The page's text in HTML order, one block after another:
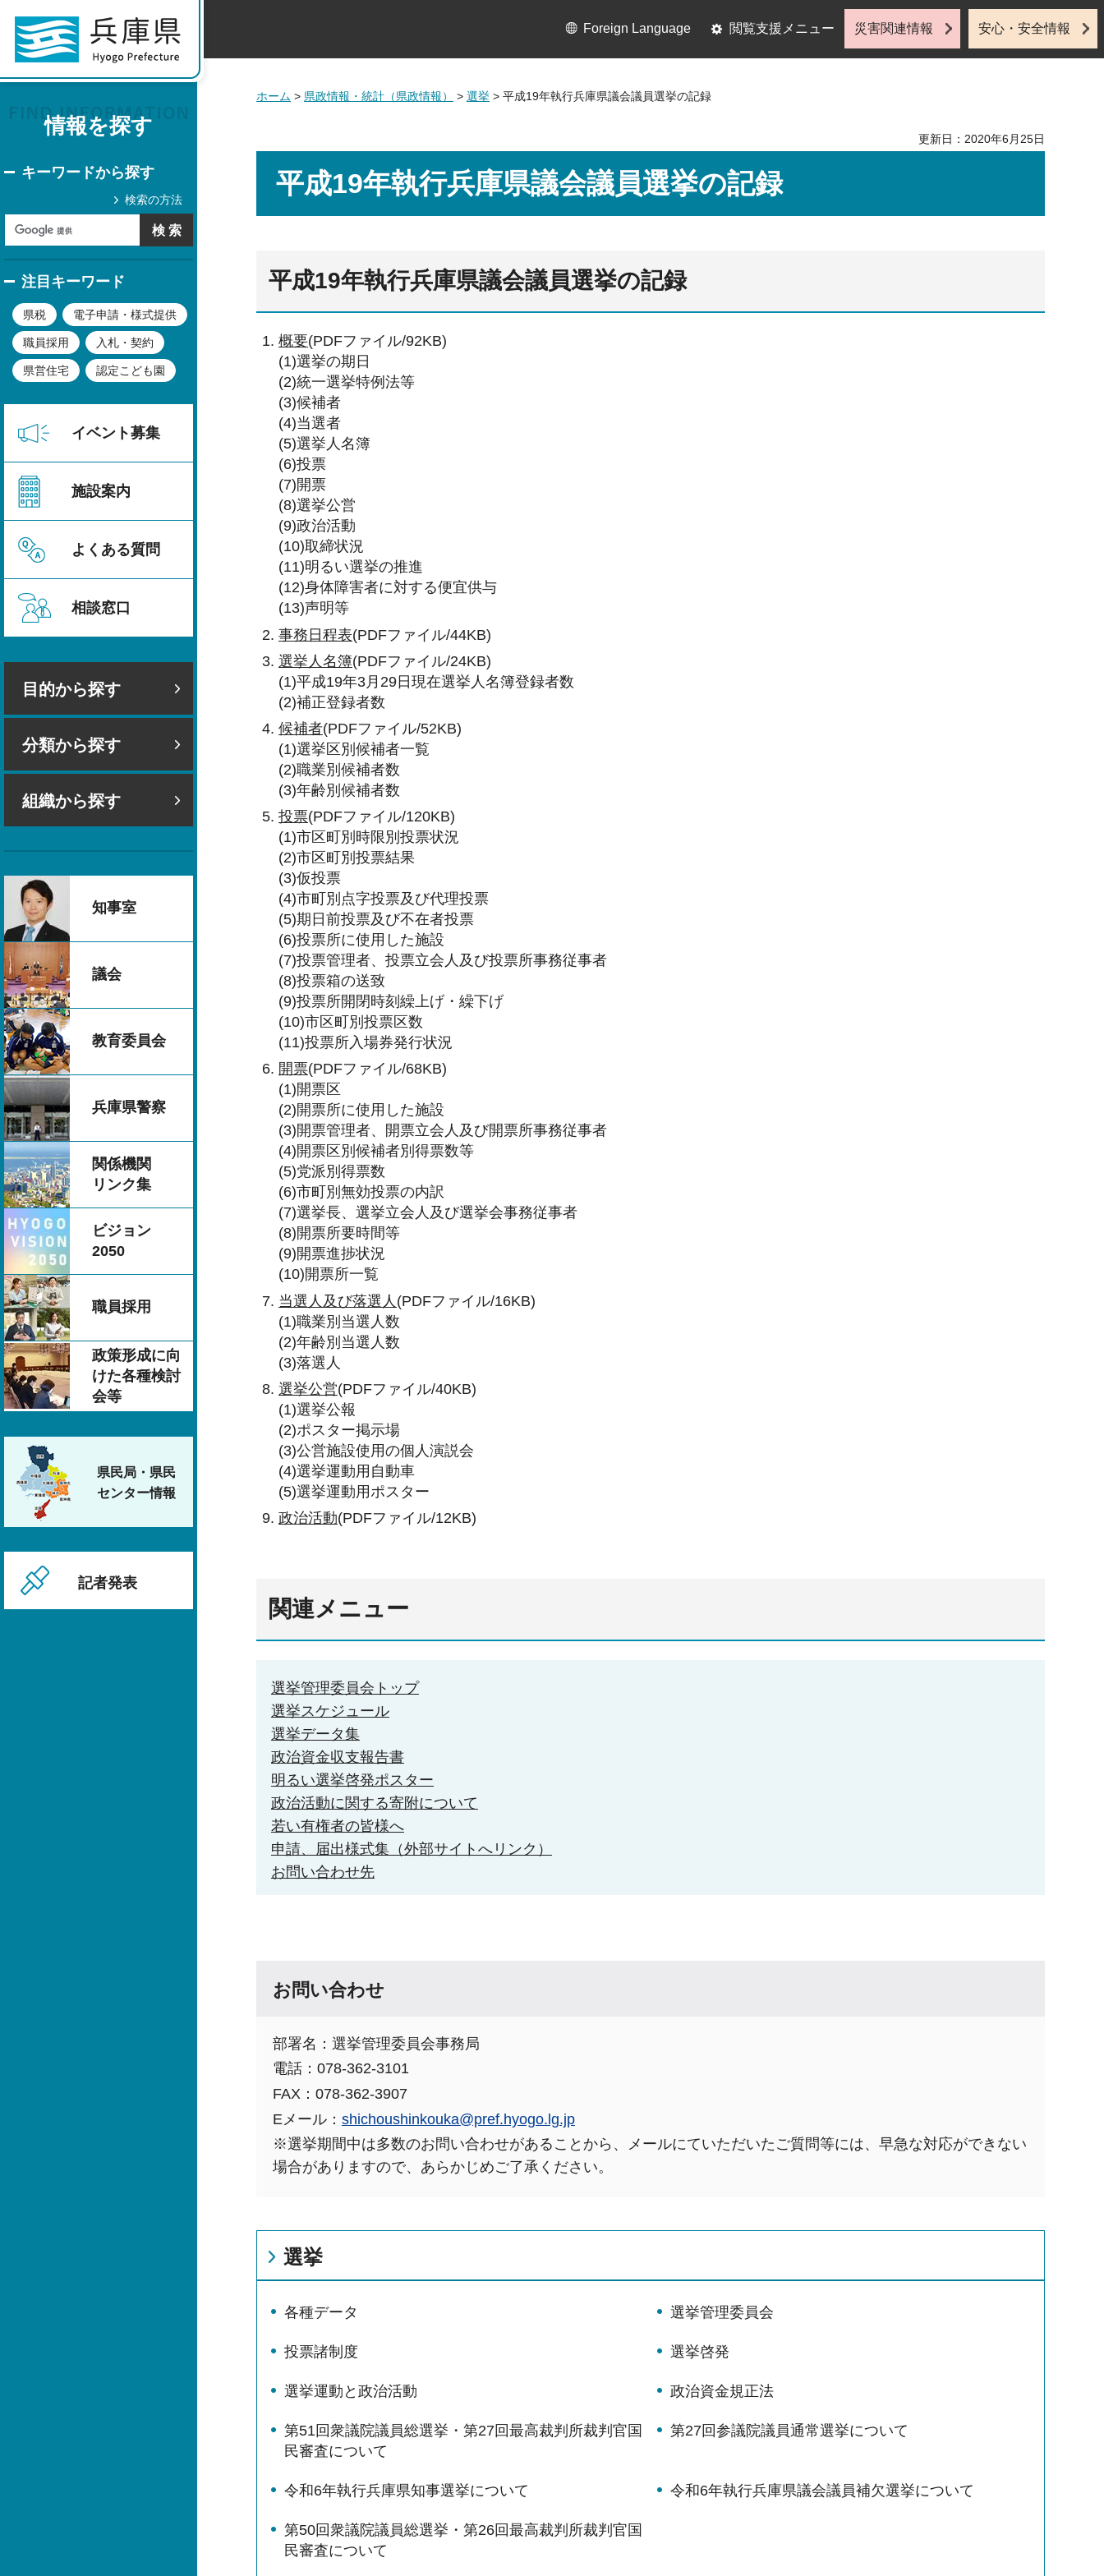
情報を探す
キーワードから探す
検索の方法
注目キーワード
県税 電子申請・様式提供
職員採用 入札・契約
県営住宅 認定こども園
イベント募集
施設案内
よくある質問
相談窓口
目的から探す
分類から探す
組織から探す
知事室
議会
教育委員会
兵庫県警察
関係機関
リンク集
ビジョン
2050
職員採用
政策形成に向
けた各種検討
会等
県民局・県民
センター情報
記者発表
Foreign Language 閲覧支援メニュー 災害関連情報 安心・安全情報
ホーム > 県政情報・統計（県政情報） > 選挙 > 平成19年執行兵庫県議会議員選挙の記録
更新日：2020年6月25日
平成19年執行兵庫県議会議員選挙の記録
平成19年執行兵庫県議会議員選挙の記録
概要(PDFファイル/92KB)
(1)選挙の期日
(2)統一選挙特例法等
(3)候補者
(4)当選者
(5)選挙人名簿
(6)投票
(7)開票
(8)選挙公営
(9)政治活動
(10)取締状況
(11)明るい選挙の推進
(12)身体障害者に対する便宜供与
(13)声明等
事務日程表(PDFファイル/44KB)
選挙人名簿(PDFファイル/24KB)
(1)平成19年3月29日現在選挙人名簿登録者数
(2)補正登録者数
候補者(PDFファイル/52KB)
(1)選挙区別候補者一覧
(2)職業別候補者数
(3)年齢別候補者数
投票(PDFファイル/120KB)
(1)市区町別時限別投票状況
(2)市区町別投票結果
(3)仮投票
(4)市町別点字投票及び代理投票
(5)期日前投票及び不在者投票
(6)投票所に使用した施設
(7)投票管理者、投票立会人及び投票所事務従事者
(8)投票箱の送致
(9)投票所開閉時刻繰上げ・繰下げ
(10)市区町別投票区数
(11)投票所入場券発行状況
開票(PDFファイル/68KB)
(1)開票区
(2)開票所に使用した施設
(3)開票管理者、開票立会人及び開票所事務従事者
(4)開票区別候補者別得票数等
(5)党派別得票数
(6)市町別無効投票の内訳
(7)選挙長、選挙立会人及び選挙会事務従事者
(8)開票所要時間等
(9)開票進捗状況
(10)開票所一覧
当選人及び落選人 (PDFファイル/16KB)
(1)職業別当選人数
(2)年齢別当選人数
(3)落選人
選挙公営(PDFファイル/40KB)
(1)選挙公報
(2)ポスター掲示場
(3)公営施設使用の個人演説会
(4)選挙運動用自動車
(5)選挙運動用ポスター
政治活動(PDFファイル/12KB)
関連メニュー
選挙管理委員会トップ
選挙スケジュール
選挙データ集
政治資金収支報告書
明るい選挙啓発ポスター
政治活動に関する寄附について
若い有権者の皆様へ
申請、届出様式集（外部サイトへリンク）
お問い合わせ先
お問い合わせ
部署名：選挙管理委員会事務局
電話：078-362-3101
FAX：078-362-3907
Eメール： shichoushinkouka@pref.hyogo.lg.jp
※選挙期間中は多数のお問い合わせがあることから、メールにていただいたご質問等には、早急な対応ができない
場合がありますので、あらかじめご了承ください。
選挙
各種データ 選挙管理委員会
投票諸制度 選挙啓発
選挙運動と政治活動 政治資金規正法
第51回衆議院議員総選挙・第27回最高裁判所裁判官国
民審査について
第27回参議院議員通常選挙について
令和6年執行兵庫県知事選挙について 令和6年執行兵庫県議会議員補欠選挙について
第50回衆議院議員総選挙・第26回最高裁判所裁判官国
民審査について